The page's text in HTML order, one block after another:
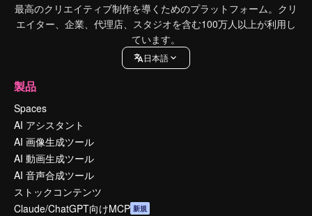
最高のクリエイティブ制作を導くためのプラットフォーム。クリ
エイター、企業、代理店、スタジオを含む100万人以上が利用し
ています。
日本語
製品
Spaces
AI アシスタント
AI 画像生成ツール
AI 動画生成ツール
AI 音声合成ツール
ストックコンテンツ
Claude/ChatGPT向けMCP 新規